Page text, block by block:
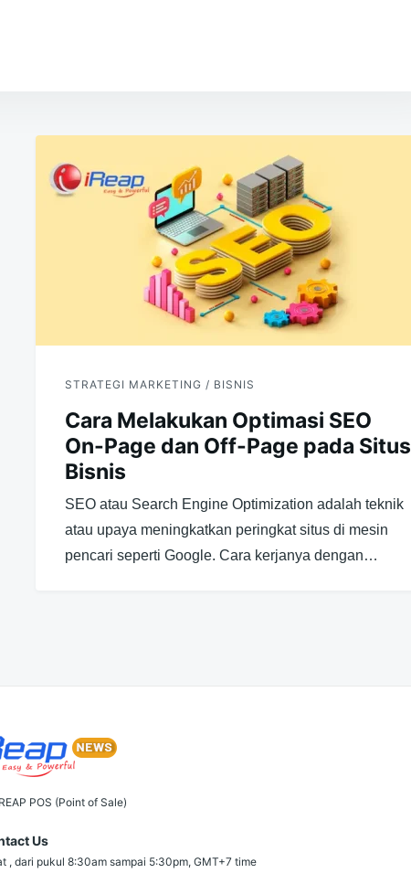
STRATEGI MARKETING / BISNIS
Cara Melakukan Optimasi SEO
On-Page dan Off-Page pada Situs
Bisnis
SEO atau Search Engine Optimization adalah teknik
atau upaya meningkatkan peringkat situs di mesin
pencari seperti Google. Cara kerjanya dengan…
POS (Point of Sale)
Us
, dari pukul 8:30am sampai 5:30pm, GMT+7 time